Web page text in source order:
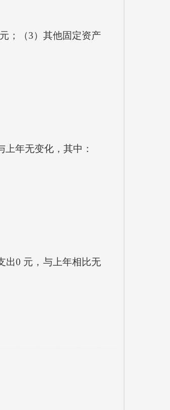
；（3）其他固定资产
年无变化，其中：
0 元，与上年相比无